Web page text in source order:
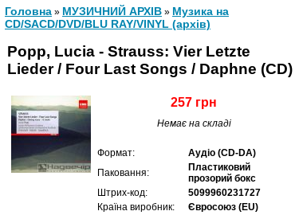
Головна » МУЗИЧНИЙ АРХІВ » Музика на
CD/SACD/DVD/BLU RAY/VINYL (архів)
Popp, Lucia - Strauss: Vier Letzte
Lieder / Four Last Songs / Daphne (CD)
257 грн
Немає на складі
Формат:
Аудіо (CD-DA)
Паковання:
Пластиковий
прозорий бокс
Штрих-код:
5099960231727
Країна виробник:
Євросоюз (EU)